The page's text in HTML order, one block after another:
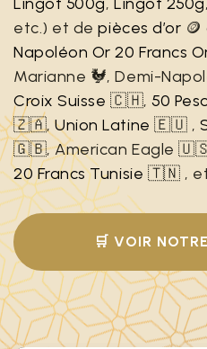
etc.) et depièces d’or 🪙
Napoléon Or 20 Francs
Marianne 🐓, Demi-
Croix Suisse 🇨🇭,50
🇿🇦,Union Latine 🇪🇺 ,
🇬🇧, American Eagle
20 Francs Tunisie 🇹🇳 ,
🛒 VOIR